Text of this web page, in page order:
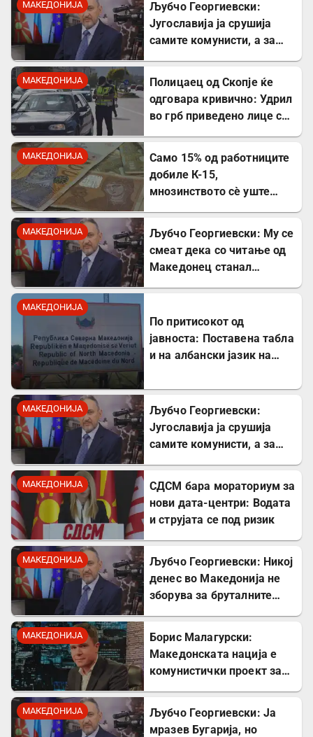
МАКЕДОНИЈА
Љубчо Георгиевски:
Југославија ја срушија
самите комунисти, а за
молчеа освен мене
МАКЕДОНИЈА
Полицаец од Скопје ќе
одговара кривично: Удрил
во грб приведено лице со
МАКЕДОНИЈА
Само 15% од работниците
добиле К-15,
мнозинството сè уште
МАКЕДОНИЈА
Љубчо Георгиевски: Му се
смеат дека со читање од
Македонец станал
интелектуалец
МАКЕДОНИЈА
По притисокот од
јавноста: Поставена табла
и на албански јазик на
МАКЕДОНИЈА
Љубчо Георгиевски:
Југославија ја срушија
самите комунисти, а за
МАКЕДОНИЈА
СДСМ бара мораториум за
нови дата-центри: Водата
и струјата се под ризик
МАКЕДОНИЈА
Љубчо Георгиевски: Никој
денес во Македонија не
зборува за бруталните
МАКЕДОНИЈА
Борис Малагурски:
Македонската нација е
комунистички проект за
МАКЕДОНИЈА
Љубчо Георгиевски: Ја
мразев Бугарија, но